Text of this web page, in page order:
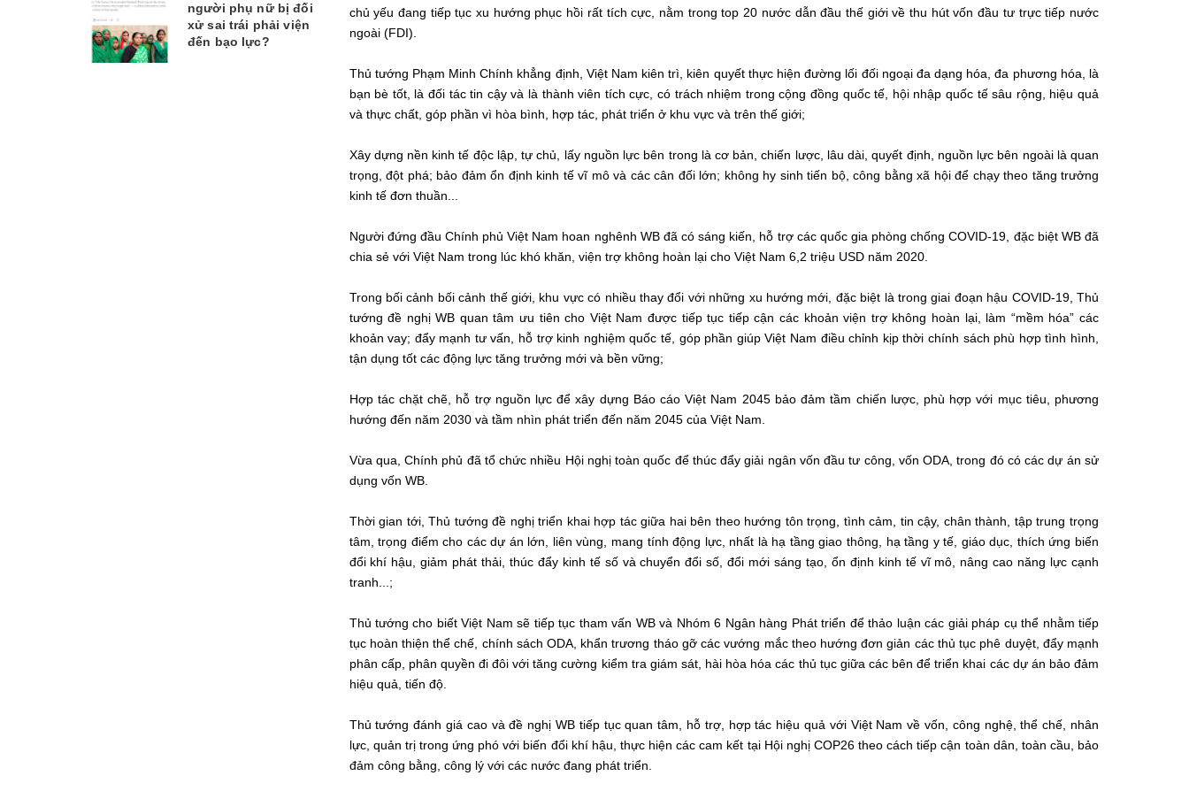
chủ yếu đang tiếp tục xu hướng phục hồi rất tích cực, nằm trong top 20 nước dẫn đầu thế giới về thu hút vốn đầu tư trực tiếp nước
ngoài (FDI).
Thủ tướng Phạm Minh Chính khẳng định, Việt Nam kiên trì, kiên quyết thực hiện đường lối đối ngoại đa dạng hóa, đa phương hóa, là
bạn bè tốt, là đối tác tin cậy và là thành viên tích cực, có trách nhiệm trong cộng đồng quốc tế, hội nhập quốc tế sâu rộng, hiệu quả
và thực chất, góp phần vì hòa bình, hợp tác, phát triển ở khu vực và trên thế giới;
Xây dựng nền kinh tế độc lập, tự chủ, lấy nguồn lực bên trong là cơ bản, chiến lược, lâu dài, quyết định, nguồn lực bên ngoài là quan
trọng, đột phá; bảo đảm ổn định kinh tế vĩ mô và các cân đối lớn; không hy sinh tiến bộ, công bằng xã hội để chạy theo tăng trưởng
kinh tế đơn thuần...
Người đứng đầu Chính phủ Việt Nam hoan nghênh WB đã có sáng kiến, hỗ trợ các quốc gia phòng chống COVID-19, đặc biệt WB đã
chia sẻ với Việt Nam trong lúc khó khăn, viện trợ không hoàn lại cho Việt Nam 6,2 triệu USD năm 2020.
Trong bối cảnh bối cảnh thế giới, khu vực có nhiều thay đổi với những xu hướng mới, đặc biệt là trong giai đoạn hậu COVID-19, Thủ
tướng đề nghị WB quan tâm ưu tiên cho Việt Nam được tiếp tục tiếp cận các khoản viện trợ không hoàn lại, làm “mềm hóa” các
khoản vay; đẩy mạnh tư vấn, hỗ trợ kinh nghiệm quốc tế, góp phần giúp Việt Nam điều chỉnh kịp thời chính sách phù hợp tình hình,
tận dụng tốt các động lực tăng trưởng mới và bền vững;
Hợp tác chặt chẽ, hỗ trợ nguồn lực để xây dựng Báo cáo Việt Nam 2045 bảo đảm tầm chiến lược, phù hợp với mục tiêu, phương
hướng đến năm 2030 và tầm nhìn phát triển đến năm 2045 của Việt Nam.
Vừa qua, Chính phủ đã tổ chức nhiều Hội nghị toàn quốc để thúc đẩy giải ngân vốn đầu tư công, vốn ODA, trong đó có các dự án sử
dụng vốn WB.
Thời gian tới, Thủ tướng đề nghị triển khai hợp tác giữa hai bên theo hướng tôn trọng, tình cảm, tin cậy, chân thành, tập trung trọng
tâm, trọng điểm cho các dự án lớn, liên vùng, mang tính động lực, nhất là hạ tầng giao thông, hạ tầng y tế, giáo dục, thích ứng biến
đổi khí hậu, giảm phát thải, thúc đẩy kinh tế số và chuyển đổi số, đổi mới sáng tạo, ổn định kinh tế vĩ mô, nâng cao năng lực cạnh
tranh...;
Thủ tướng cho biết Việt Nam sẽ tiếp tục tham vấn WB và Nhóm 6 Ngân hàng Phát triển để thảo luận các giải pháp cụ thể nhằm tiếp
tục hoàn thiện thể chế, chính sách ODA, khẩn trương tháo gỡ các vướng mắc theo hướng đơn giản các thủ tục phê duyệt, đẩy mạnh
phân cấp, phân quyền đi đôi với tăng cường kiểm tra giám sát, hài hòa hóa các thủ tục giữa các bên để triển khai các dự án bảo đảm
hiệu quả, tiến độ.
Thủ tướng đánh giá cao và đề nghị WB tiếp tục quan tâm, hỗ trợ, hợp tác hiệu quả với Việt Nam về vốn, công nghệ, thể chế, nhân
lực, quản trị trong ứng phó với biến đổi khí hậu, thực hiện các cam kết tại Hội nghị COP26 theo cách tiếp cận toàn dân, toàn cầu, bảo
đảm công bằng, công lý với các nước đang phát triển.
người phụ nữ bị đối
xử sai trái phải viện
đến bạo lực?